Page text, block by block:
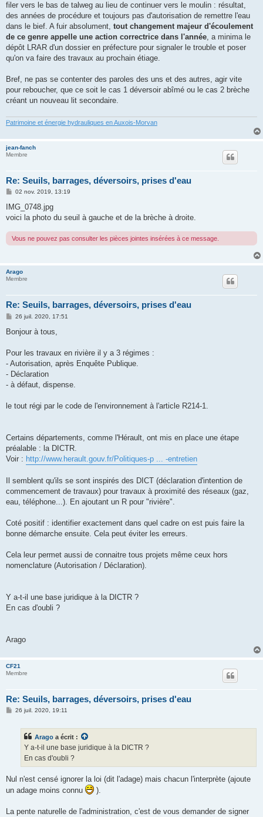
filer vers le bas de talweg au lieu de continuer vers le moulin : résultat,
des années de procédure et toujours pas d'autorisation de remettre l'eau
dans le bief. A fuir absolument, tout changement majeur d'écoulement
de ce genre appelle une action correctrice dans l'année, a minima le
dépôt LRAR d'un dossier en préfecture pour signaler le trouble et poser
qu'on va faire des travaux au prochain étiage.
Bref, ne pas se contenter des paroles des uns et des autres, agir vite
pour reboucher, que ce soit le cas 1 déversoir abîmé ou le cas 2 brèche
créant un nouveau lit secondaire.
Patrimoine et énergie hydrauliques en Auxois-Morvan
jean-fanch
Membre
Re: Seuils, barrages, déversoirs, prises d'eau
M
s
a
e
02 nov. 2019, 13:19
IMG_0748.jpg
voici la photo du seuil à gauche et de la brèche à droite.
Vous ne pouvez pas consulter les pièces jointes insérées à ce message.
Arago
Membre
Re: Seuils, barrages, déversoirs, prises d'eau
M
s
g
26 juil. 2020, 17:51
Bonjour à tous,
Pour les travaux en rivière il y a 3 régimes :
- Autorisation, après Enquête Publique.
- Déclaration
- à défaut, dispense.
le tout régi par le code de l'environnement à l'article R214-1.
Certains départements, comme l'Hérault, ont mis en place une étape
préalable : la DICTR.
Voir : http://www.herault.gouv.fr/Politiques-p ... -entretien
Il semblent qu'ils se sont inspirés des DICT (déclaration d'intention de
commencement de travaux) pour travaux à proximité des réseaux (gaz,
eau, téléphone...). En ajoutant un R pour "rivière".
Coté positif : identifier exactement dans quel cadre on est puis faire la
bonne démarche ensuite. Cela peut éviter les erreurs.
Cela leur permet aussi de connaitre tous projets même ceux hors
nomenclature (Autorisation / Déclaration).
Y a-t-il une base juridique à la DICTR ?
En cas d'oubli ?
Arago
CF21
Membre
Re: Seuils, barrages, déversoirs, prises d'eau
M26 juil. 2020, 19:11
Arago a écrit :
Y a-t-il une base juridique à la DICTR ?
En cas d'oubli ?
Nul n'est censé ignorer la loi (dit l'adage) mais chacun l'interprète (ajoute
un adage moins connu
).
La pente naturelle de l'administration, c'est de vous demander de signer